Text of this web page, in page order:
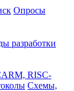
Опросы
разработки
ARM, RISC-
Схемы,